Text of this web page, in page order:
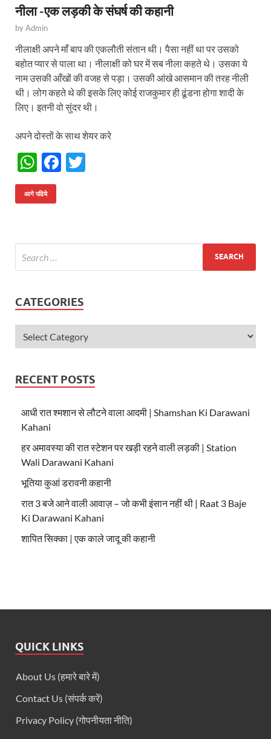
नीला -एक लड़की के संघर्ष की कहानी
byAdmin
नीलाक्षी अपने माँ बाप की एकलौती संतान थी। पैसा नहीं था पर उसको
बहोत प्यार से पाला था। नीलाक्षी को घर में सब नीला कहते थे। उसका ये
नाम उसकी आँखों की वजह से पड़ा। उसकी आंखे आसमान की तरह नीली
थी। लोग कहते थे की इसके लिए कोई राजकुमार ही ढूंडना होगा शादी के
लिए। इतनी वो सुंदर थी।
अपने दोस्तों के साथ शेयर करे
W
h
at
A
p
p
F
o
k
आगे पढिये
CATEGORIES
RECENT POSTS
आधी रात श्मशान से लौटने वाला आदमी | Shamshan Ki Darawani
Kahani
हर अमावस्या की रात स्टेशन पर खड़ी रहने वाली लड़की | Station
Wali Darawani Kahani
भूतिया कुआं डरावनी कहानी
रात 3 बजे आने वाली आवाज़ – जो कभी इंसान नहीं थी | Raat 3 Baje
Ki Darawani Kahani
शापित सिक्का | एक काले जादू की कहानी
QUICK LINKS
About Us (हमारे बारे में)
Contact Us (संपर्क करें)
Privacy Policy (गोपनीयता नीति)